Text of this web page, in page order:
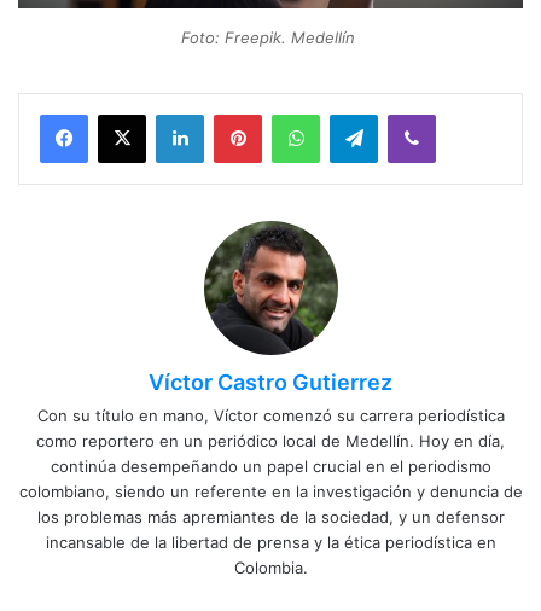
Foto: Freepik. Medellín
Facebook
X LinkedInPinterestWhatsAppTelegramViber
Víctor Castro Gutierrez
Con su título en mano, Víctor comenzó su carrera periodística
como reportero en un periódico local de Medellín. Hoy en día,
continúa desempeñando un papel crucial en el periodismo
colombiano, siendo un referente en la investigación y denuncia de
los problemas más apremiantes de la sociedad, y un defensor
incansable de la libertad de prensa y la ética periodística en
Colombia.